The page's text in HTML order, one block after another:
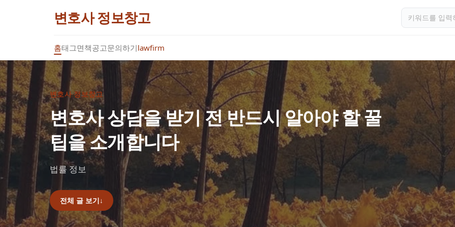
변호사 정보창고
홈태그면책공고문의하기lawfirm
변호사 정보창고
변호사 상담을 받기 전 반드시 알아야 할 꿀
팁을 소개합니다
법률 정보
전체 글 보기↓